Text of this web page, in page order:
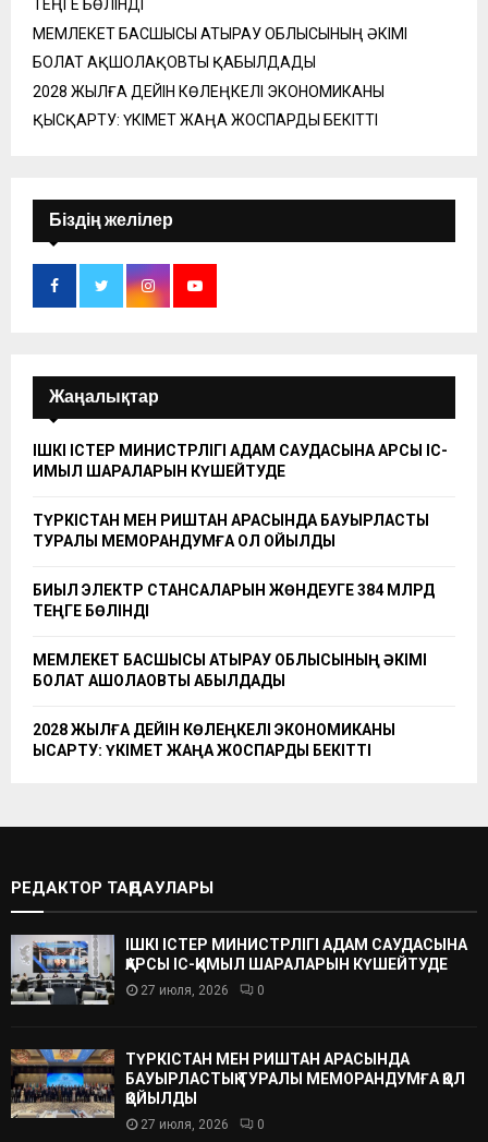
ТЕҢГЕ БӨЛІНДІ
МЕМЛЕКЕТ БАСШЫСЫ АТЫРАУ ОБЛЫСЫНЫҢ ӘКІМІ
БОЛАТ АҚШОЛАҚОВТЫ ҚАБЫЛДАДЫ
2028 ЖЫЛҒА ДЕЙІН КӨЛЕҢКЕЛІ ЭКОНОМИКАНЫ
ҚЫСҚАРТУ: ҮКІМЕТ ЖАҢА ЖОСПАРДЫ БЕКІТТІ
Біздің желілер
Жаңалықтар
ІШКІ ІСТЕР МИНИСТРЛІГІ АДАМ САУДАСЫНА ҚАРСЫ ІС-
ҚИМЫЛ ШАРАЛАРЫН КҮШЕЙТУДЕ
ТҮРКІСТАН МЕН РИШТАН АРАСЫНДА БАУЫРЛАСТЫҚ
ТУРАЛЫ МЕМОРАНДУМҒА ҚОЛ ҚОЙЫЛДЫ
БИЫЛ ЭЛЕКТР СТАНСАЛАРЫН ЖӨНДЕУГЕ 384 МЛРД
ТЕҢГЕ БӨЛІНДІ
МЕМЛЕКЕТ БАСШЫСЫ АТЫРАУ ОБЛЫСЫНЫҢ ӘКІМІ
БОЛАТ АҚШОЛАҚОВТЫ ҚАБЫЛДАДЫ
2028 ЖЫЛҒА ДЕЙІН КӨЛЕҢКЕЛІ ЭКОНОМИКАНЫ
ҚЫСҚАРТУ: ҮКІМЕТ ЖАҢА ЖОСПАРДЫ БЕКІТТІ
РЕДАКТОР ТАҢДАУЛАРЫ
ІШКІ ІСТЕР МИНИСТРЛІГІ АДАМ САУДАСЫНА
ҚАРСЫ ІС-ҚИМЫЛ ШАРАЛАРЫН КҮШЕЙТУДЕ
27 июля, 2026 0
ТҮРКІСТАН МЕН РИШТАН АРАСЫНДА
БАУЫРЛАСТЫҚ ТУРАЛЫ МЕМОРАНДУМҒА ҚОЛ
ҚОЙЫЛДЫ
27 июля, 2026 0